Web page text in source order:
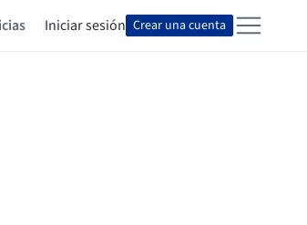
Iniciar sesión Crear una cuenta